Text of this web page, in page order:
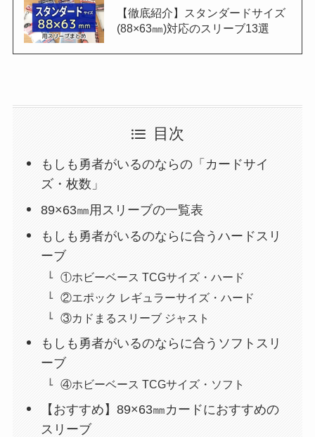
【徹底紹介】スタンダードサイズ
(88×63㎜)対応のスリーブ13選
目次
もしも勇者がいるのならの「カードサイ
ズ・枚数」
89×63㎜用スリーブの一覧表
もしも勇者がいるのならに合うハードスリ
ーブ
①ホビーベース TCGサイズ・ハード
②エポック レギュラーサイズ・ハード
③カドまるスリーブ ジャスト
もしも勇者がいるのならに合うソフトスリ
ーブ
④ホビーベース TCGサイズ・ソフト
【おすすめ】89×63㎜カードにおすすめの
スリーブ